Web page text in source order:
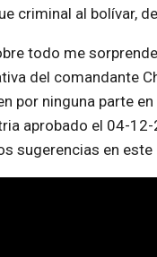
criminal al bolívar,
todo me
del comandante
por ninguna parte
aprobado el 04-
sugerencias en